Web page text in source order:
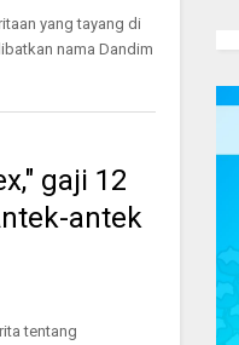
yang tayang di
nama Dandim
gaji 12
antek
tentang